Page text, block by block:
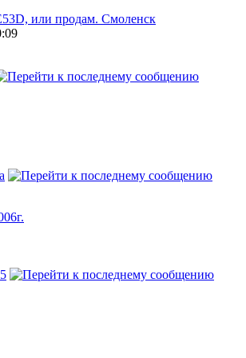
или продам. Смоленск